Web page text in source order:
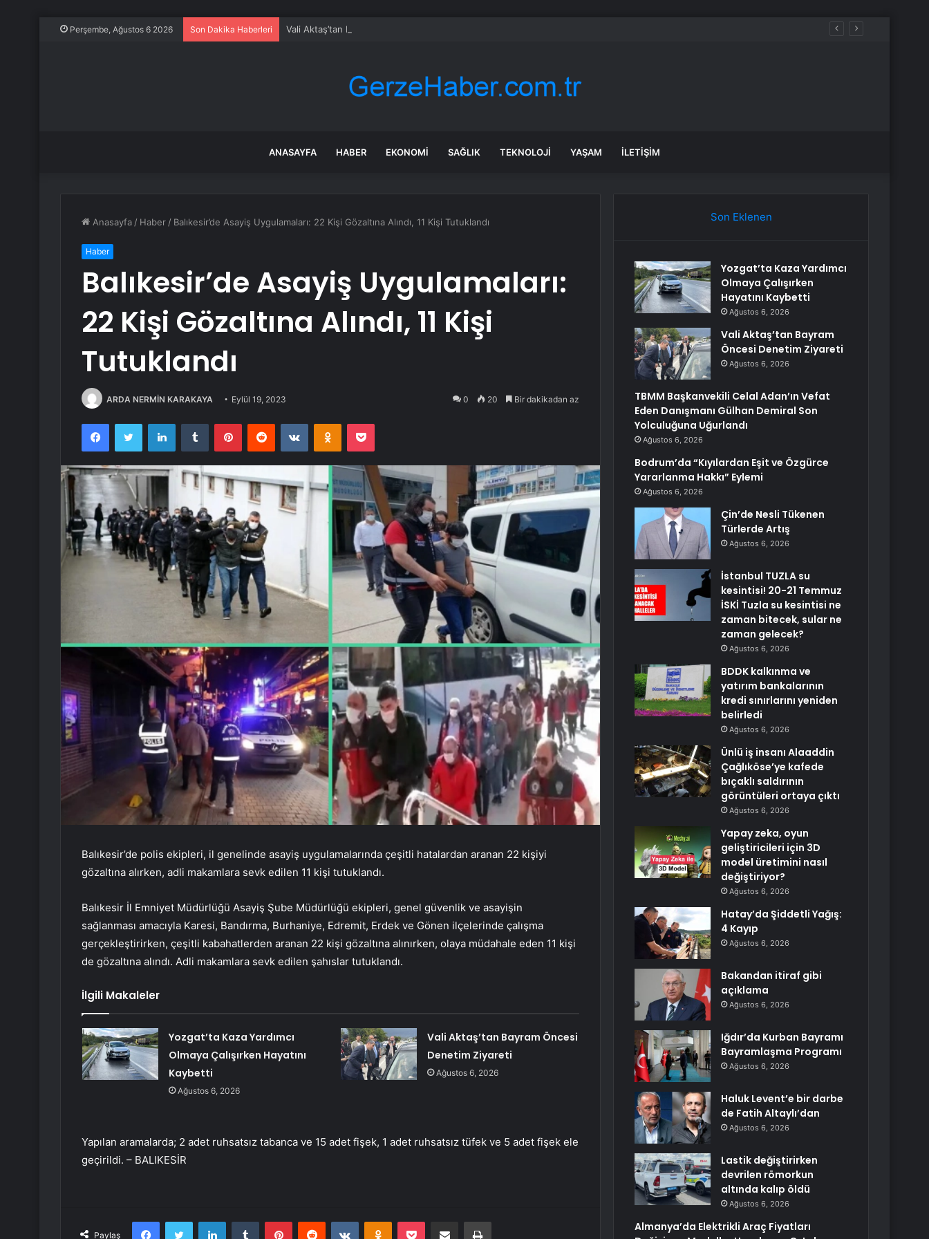
Perşembe, Ağustos 6 2026 Son Dakika Haberleri Vali Aktaş’tan Bayram Öncesi Denetim Ziyareti
ANASAYFA HABER EKONOMI SAĞLIK TEKNOLOJI YAŞAM İLETIŞIM
Anasayfa / Haber / Balıkesir’de Asayiş Uygulamaları: 22 Kişi Gözaltına Alındı, 11 Kişi Tutuklandı
Haber
Balıkesir’de Asayiş Uygulamaları:
22 Kişi Gözaltına Alındı, 11 Kişi
Tutuklandı
ARDA NERMİN KARAKAYA Eylül 19, 2023 0 20 Bir dakikadan az
FacebookTwitter LinkedInTumblr PinterestReddit VKontakteOdnoklassniki
Pocket
Balıkesir’de polis ekipleri, il genelinde asayiş uygulamalarında çeşitli hatalardan aranan 22 kişiyi
gözaltına alırken, adli makamlara sevk edilen 11 kişi tutuklandı.
Balıkesir İl Emniyet Müdürlüğü Asayiş Şube Müdürlüğü ekipleri, genel güvenlik ve asayişin
sağlanması amacıyla Karesi, Bandırma, Burhaniye, Edremit, Erdek ve Gönen ilçelerinde çalışma
gerçekleştirirken, çeşitli kabahatlerden aranan 22 kişi gözaltına alınırken, olaya müdahale eden 11 kişi
de gözaltına alındı. Adli makamlara sevk edilen şahıslar tutuklandı.
İlgili Makaleler
Yozgat’ta Kaza Yardımcı
Olmaya Çalışırken Hayatını
Kaybetti
Ağustos 6, 2026
Vali Aktaş’tan Bayram Öncesi
Denetim Ziyareti
Ağustos 6, 2026
Yapılan aramalarda; 2 adet ruhsatsız tabanca ve 15 adet fişek, 1 adet ruhsatsız tüfek ve 5 adet fişek ele
geçirildi. – BALIKESİR
Paylaş
FacebookTwitter LinkedInTumblr PinterestReddit VKontakteOdnoklassniki
Pocket E-Posta ile paylaş Yazdır
Son Eklenen
Yozgat’ta Kaza Yardımcı
Olmaya Çalışırken
Hayatını Kaybetti
Ağustos 6, 2026
Vali Aktaş’tan Bayram
Öncesi Denetim Ziyareti
Ağustos 6, 2026
TBMM Başkanvekili Celal Adan’ın Vefat
Eden Danışmanı Gülhan Demiral Son
Yolculuğuna Uğurlandı
Ağustos 6, 2026
Bodrum’da “Kıyılardan Eşit ve Özgürce
Yararlanma Hakkı” Eylemi
Ağustos 6, 2026
Çin’de Nesli Tükenen
Türlerde Artış
Ağustos 6, 2026
İstanbul TUZLA su
kesintisi! 20-21 Temmuz
İSKİ Tuzla su kesintisi ne
zaman bitecek, sular ne
zaman gelecek?
Ağustos 6, 2026
BDDK kalkınma ve
yatırım bankalarının
kredi sınırlarını yeniden
belirledi
Ağustos 6, 2026
Ünlü iş insanı Alaaddin
Çağlıköse’ye kafede
bıçaklı saldırının
görüntüleri ortaya çıktı
Ağustos 6, 2026
Yapay zeka, oyun
geliştiricileri için 3D
model üretimini nasıl
değiştiriyor?
Ağustos 6, 2026
Hatay’da Şiddetli Yağış:
4 Kayıp
Ağustos 6, 2026
Bakandan itiraf gibi
açıklama
Ağustos 6, 2026
Iğdır’da Kurban Bayramı
Bayramlaşma Programı
Ağustos 6, 2026
Haluk Levent’e bir darbe
de Fatih Altaylı’dan
Ağustos 6, 2026
Lastik değiştirirken
devrilen römorkun
altında kalıp öldü
Ağustos 6, 2026
Almanya’da Elektrikli Araç Fiyatları